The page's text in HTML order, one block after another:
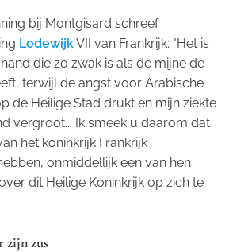
bij Montgisard schreef
LodewijkVII van Frankrijk: "Het is
die zo zwak is als de mijne de
terwijl de angst voor Arabische
de Heilige Stad drukt en mijn ziekte
vergroot... Ik smeek u daarom dat
het koninkrijk Frankrijk
onmiddellijk een van hen
dit Heilige Koninkrijk op zich te
zijn zus